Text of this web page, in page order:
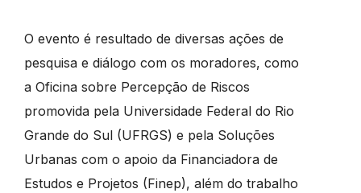
O evento é resultado de diversas ações de
pesquisa e diálogo com os moradores, como
a Oficina sobre Percepção de Riscos
promovida pela Universidade Federal do Rio
Grande do Sul (UFRGS) e pela Soluções
Urbanas com o apoio da Financiadora de
Estudos e Projetos (Finep), além do trabalho